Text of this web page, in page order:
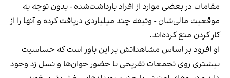
مقامات در بعضی موارد از افراد بازداشت‌‌شده - بدون توجه به
موقعیت مالی‌شان - وثیقه چند میلیاردی دریافت کرده و آنها را از
کار کردن منع کرده‌اند.
او افزود بر اساس مشاهداتش بر این باور است که حساسیت
بیشتری روی تجمعات تفریحی با حضور جوان‌ها و نسل زد وجود